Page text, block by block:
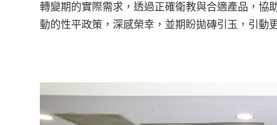
轉變期的實際需求，透過正確衛教與合適產品，協
動的性平政策，深感榮幸，並期盼拋磚引玉，引動